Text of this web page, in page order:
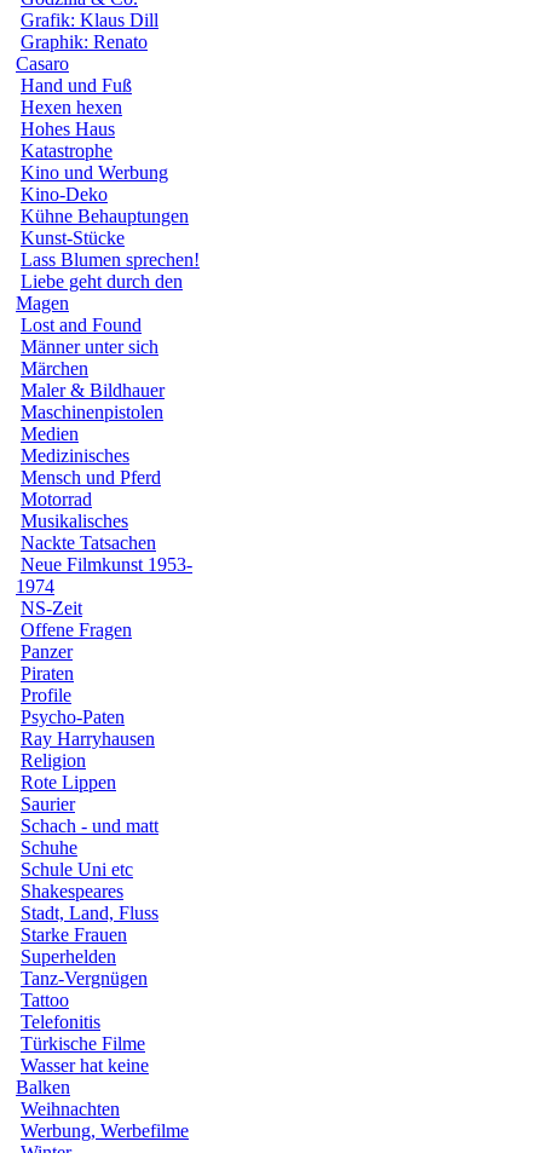
Grafik: Klaus Dill
Graphik: Renato
Casaro
Hand und Fuß
Hexen hexen
Hohes Haus
Katastrophe
Kino und Werbung
Kino-Deko
Kühne Behauptungen
Kunst-Stücke
Lass Blumen sprechen!
Liebe geht durch den
Magen
Lost and Found
Männer unter sich
Märchen
Maler & Bildhauer
Maschinenpistolen
Medien
Medizinisches
Mensch und Pferd
Motorrad
Musikalisches
Nackte Tatsachen
Neue Filmkunst 1953-
1974
NS-Zeit
Offene Fragen
Panzer
Piraten
Profile
Psycho-Paten
Ray Harryhausen
Religion
Rote Lippen
Saurier
Schach - und matt
Schuhe
Schule Uni etc
Shakespeares
Stadt, Land, Fluss
Starke Frauen
Superhelden
Tanz-Vergnügen
Tattoo
Telefonitis
Türkische Filme
Wasser hat keine
Balken
Weihnachten
Werbung, Werbefilme